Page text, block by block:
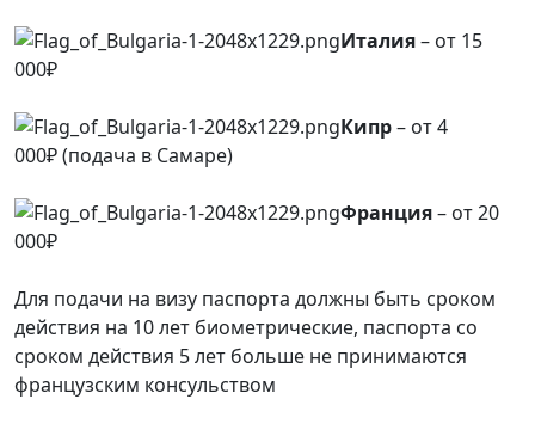
Италия– от 15
000₽
Кипр– от 4
000₽ (подача в Самаре)
Франция– от 20
000₽
Для подачи на визу паспорта должны быть сроком
действия на 10 лет биометрические, паспорта со
сроком действия 5 лет больше не принимаются
французским консульством